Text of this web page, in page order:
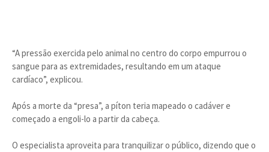
“A pressão exercida pelo animal no centro do corpo empurrou o
sangue para as extremidades, resultando em um ataque
cardíaco”, explicou.
Após a morte da “presa”, a píton teria mapeado o cadáver e
começado a engoli-lo a partir da cabeça.
O especialista aproveita para tranquilizar o público, dizendo que o